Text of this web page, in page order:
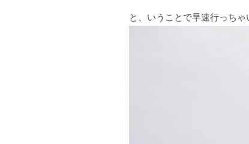
と、いうことで早速行っちゃ